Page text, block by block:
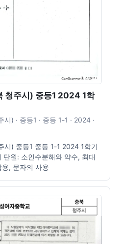
청주시) 중등1 2024 1학
) · 중등1 · 중등 1-1 · 2024 ·
시) 중등1 중등 1-1 2024 1학기
단원: 소인수분해와 약수, 최대
, 문자의 사용